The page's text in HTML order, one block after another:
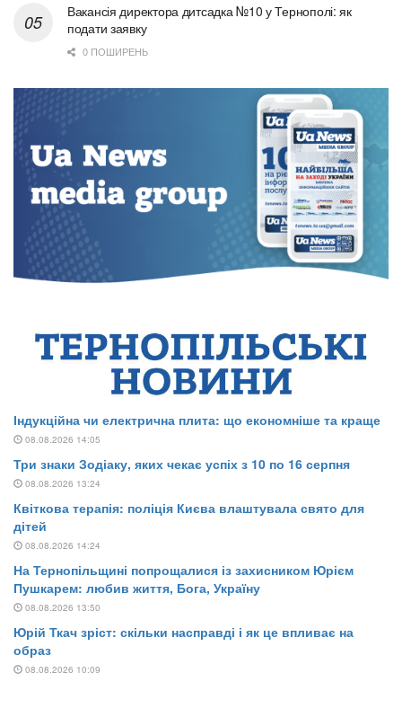
Вакансія директора дитсадка №10 у Тернополі: як
подати заявку
0 ПОШИРЕНЬ